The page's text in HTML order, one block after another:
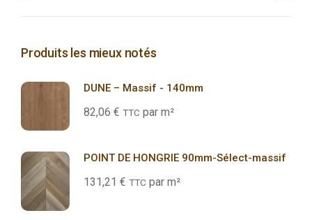
Produits les mieux notés
DUNE – Massif - 140mm
82,06 € TTC par m²
POINT DE HONGRIE 90mm-Sélect-massif
131,21 € TTC par m²